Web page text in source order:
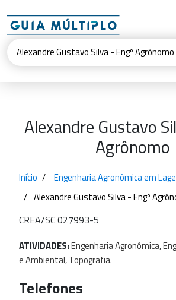
Alexandre Gustavo
Agrônomo
Início
Engenharia Agronômica em
Alexandre Gustavo Silva - Engº
CREA/SC 027993-5
ATIVIDADES:EngenhariaAgronômica,
eAmbiental,Topografia.
Telefones